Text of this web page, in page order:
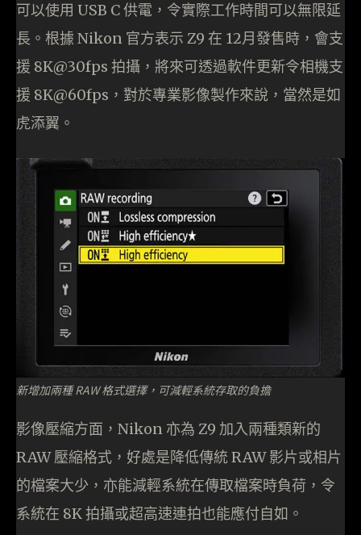
可以使用 USB C 供電，令實際工作時間可以無限延
長。根據 Nikon 官方表示 Z9 在 12月發售時，會支
援 8K@30fps 拍攝，將來可透過軟件更新令相機支
援 8K@60fps，對於專業影像製作來說，當然是如
虎添翼。
新增加兩種 RAW 格式選擇，可減輕系統存取的負擔
影像壓縮方面，Nikon 亦為 Z9 加入兩種類新的
RAW 壓縮格式，好處是降低傳統 RAW 影片或相片
的檔案大少，亦能減輕系統在傳取檔案時負荷，令
系統在 8K 拍攝或超高速連拍也能應付自如。